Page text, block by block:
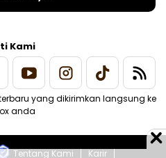
Kami
yang dikirimkan langsung ke
anda
Tentang Kami Karir